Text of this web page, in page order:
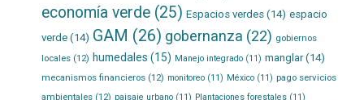
economía verde(25) Espacios verdes(14) espacio
verde(14) GAM (26) gobernanza (22) gobiernos
locales(12) humedales (15) Manejo integrado(11) manglar(14)
mecanismos financieros(12) monitoreo(11) México(11) pago servicios
ambientales(12) paisaje urbano(11) Plantaciones forestales(11)